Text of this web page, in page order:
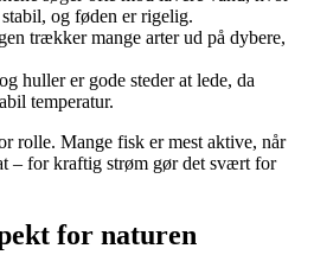
og føden er rigelig.
trækker mange arter ud på dybere,
huller er gode steder at lede, da
temperatur.
rolle. Mange fisk er mest aktive, når
– for kraftig strøm gør det svært for
for naturen